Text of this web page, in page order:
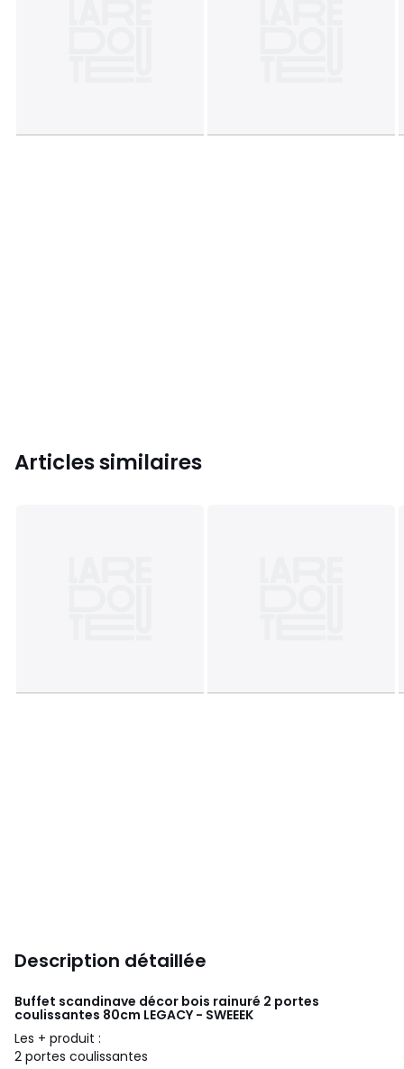
Articles similaires
Description détaillée
Buffet scandinave décor bois rainuré 2 portes
coulissantes 80cm LEGACY - SWEEEK
Les + produit :
2 portes coulissantes